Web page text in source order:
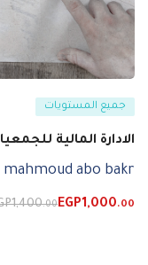
جميع المستويات
الادارة المالية
mahmoud abo bakr
EGP1,000.00
1,400.00